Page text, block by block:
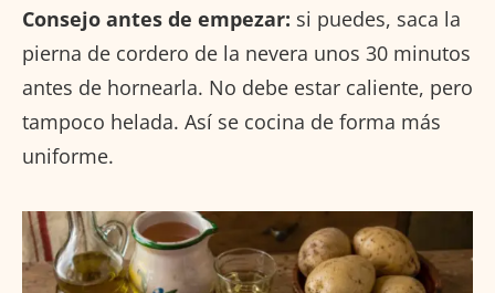
Consejo antes de empezar: si puedes, saca la
pierna de cordero de la nevera unos 30 minutos
antes de hornearla. No debe estar caliente, pero
tampoco helada. Así se cocina de forma más
uniforme.